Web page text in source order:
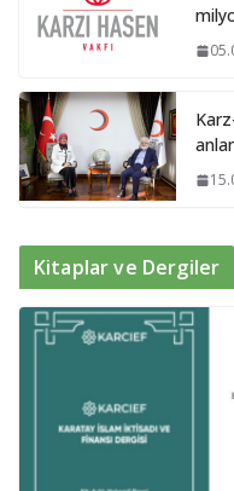
Kitaplar ve Dergiler